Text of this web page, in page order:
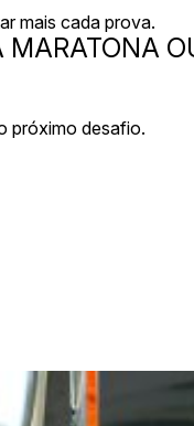
mais cada prova.
próximo desafio.